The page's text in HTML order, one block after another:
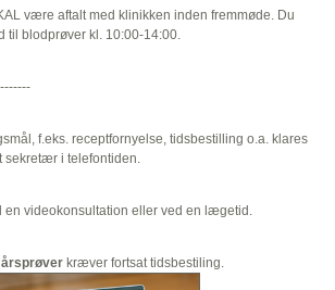
være aftalt med klinikken inden fremmøde. Du
til blodprøver kl. 10:00-14:00.
f.eks. receptfornyelse, tidsbestilling o.a. klares
sekretær i telefontiden.
en videokonsultation eller ved en lægetid.
årsprøver kræver fortsat tidsbestiling.